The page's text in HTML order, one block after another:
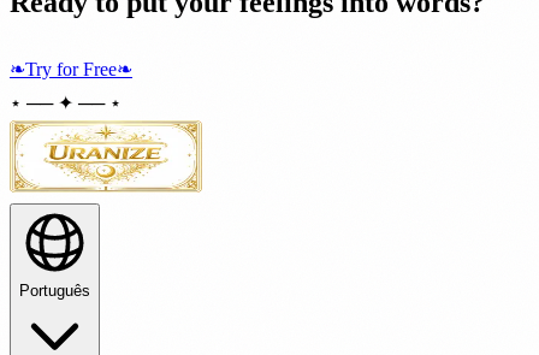
❧Try for Free❧
⋆ ── ✦ ── ⋆
Português